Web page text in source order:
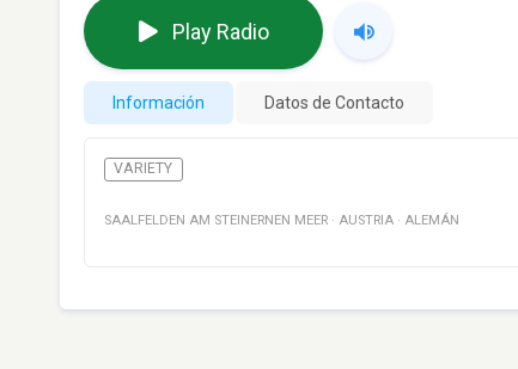
Play Radio
Información Datos de Contacto
VARIETY
SAALFELDEN AM STEINERNEN MEER · AUSTRIA · ALEMÁN